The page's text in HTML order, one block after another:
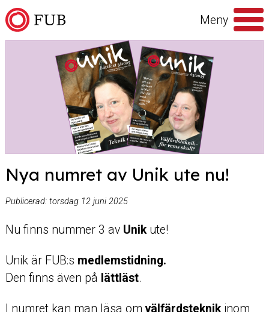
Hoppa till innehåll
Meny
Nya numret av Unik ute nu!
Publicerad: torsdag 12 juni 2025
Nu finns nummer 3 av Unikute!
Unik är FUB:s medlemstidning.
Den finns även på lättläst.
I numret kan man läsa omvälfärdsteknik inom